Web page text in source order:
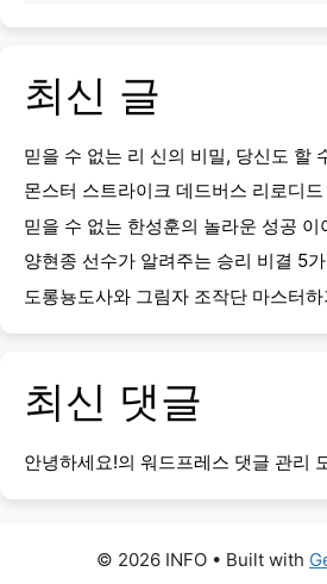
최신 글
믿을 수 없는 리 신의 비밀, 당신도 할
몬스터 스트라이크 데드버스 리로디
믿을 수 없는 한성훈의 놀라운 성공 이
양현종 선수가 알려주는 승리 비결 5
도롱뇽도사와 그림자 조작단 마스터하
최신 댓글
안녕하세요!의 워드프레스 댓글 관리
© 2026 INFO • Built with